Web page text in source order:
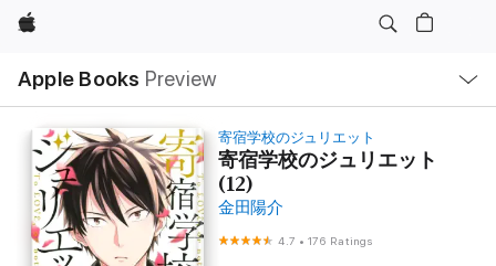
Apple
Apple Books Preview
Nav
Open
Menu
寄宿学校のジュリエット
寄宿学校のジュリエット
(12)
金田陽介
4.7 •176 Ratings